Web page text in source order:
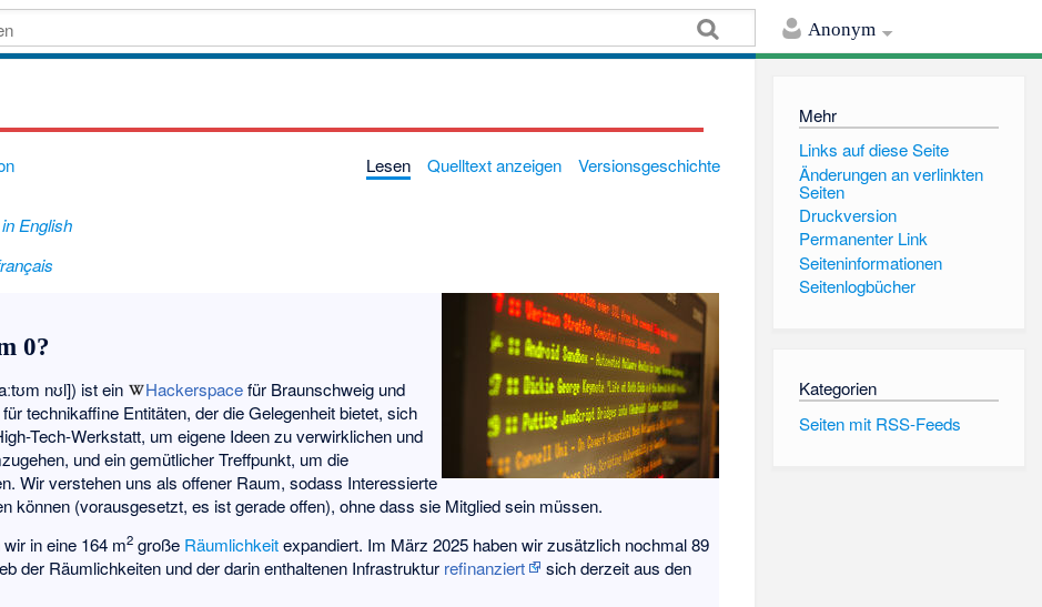
Anonym
Mehr
Links auf diese Seite
Änderungen an verlinkten
Seiten
Druckversion
Permanenter Link
Seiten­informationen
Seitenlogbücher
Kategorien
Seiten mit RSS-Feeds
Lesen Quelltext anzeigen Versionsgeschichte
English
0?
nʊl]) ist ein Hackerspacefür Braunschweig und
technikaffine Entitäten, der die Gelegenheit bietet, sich
Tech-Werkstatt, um eigene Ideen zu verwirklichen und
und ein gemütlicher Treffpunkt, um die
Wir verstehen uns als offener Raum, sodass Interessierte
können (vorausgesetzt, es ist gerade offen), ohne dass sie Mitglied sein müssen.
in eine 164 m2 große Räumlichkeitexpandiert. Im März 2025 haben wir zusätzlich nochmal 89
der Räumlichkeiten und der darin enthaltenen Infrastruktur refinanziert
sich derzeit aus den